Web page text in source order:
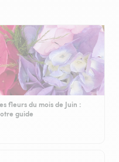
fleurs du mois de Juin :
guide